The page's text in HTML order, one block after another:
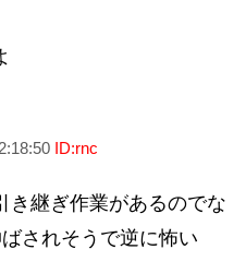
ID:rnc
き継ぎ作業があるのでな
されそうで逆に怖い